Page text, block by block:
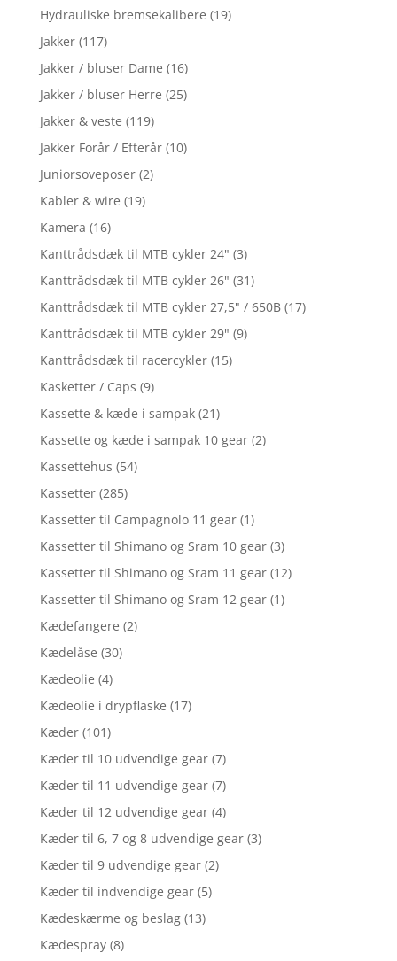
Hydrauliske bremsekalibere (19)
Jakker (117)
Jakker / bluser Dame (16)
Jakker / bluser Herre (25)
Jakker & veste (119)
Jakker Forår / Efterår (10)
Juniorsoveposer (2)
Kabler & wire (19)
Kamera (16)
Kanttrådsdæk til MTB cykler 24" (3)
Kanttrådsdæk til MTB cykler 26" (31)
Kanttrådsdæk til MTB cykler 27,5" / 650B (17)
Kanttrådsdæk til MTB cykler 29" (9)
Kanttrådsdæk til racercykler (15)
Kasketter / Caps (9)
Kassette & kæde i sampak (21)
Kassette og kæde i sampak 10 gear (2)
Kassettehus (54)
Kassetter (285)
Kassetter til Campagnolo 11 gear (1)
Kassetter til Shimano og Sram 10 gear (3)
Kassetter til Shimano og Sram 11 gear (12)
Kassetter til Shimano og Sram 12 gear (1)
Kædefangere (2)
Kædelåse (30)
Kædeolie (4)
Kædeolie i drypflaske (17)
Kæder (101)
Kæder til 10 udvendige gear (7)
Kæder til 11 udvendige gear (7)
Kæder til 12 udvendige gear (4)
Kæder til 6, 7 og 8 udvendige gear (3)
Kæder til 9 udvendige gear (2)
Kæder til indvendige gear (5)
Kædeskærme og beslag (13)
Kædespray (8)